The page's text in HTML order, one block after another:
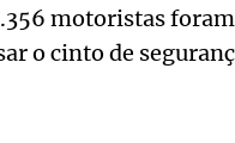
motoristas foram
o cinto de